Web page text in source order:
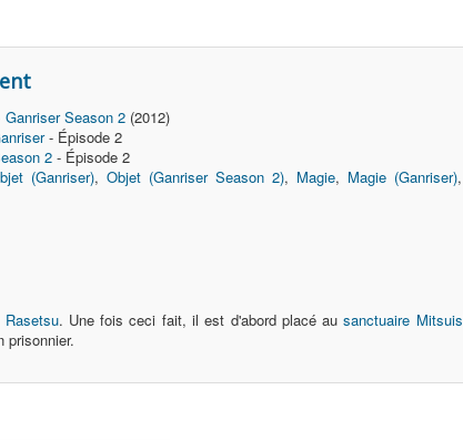
Ganriser Season 2 (2012)
- Épisode 2
2 - Épisode 2
(Ganriser),Objet (Ganriser Season 2), Magie, Magie (Ganriser),
Rasetsu. Une fois ceci fait, il est d'abord placé ausanctuaire
prisonnier.